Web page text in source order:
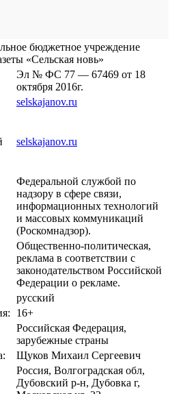
бюджетное учреждение
«Сельская новь»
Эл № ФС 77 — 67469 от 18
октября 2016г.
selskajanov.ru
selskajanov.ru
Федеральной службой по
надзору в сфере связи,
информационных технологий
и массовых коммуникаций
(Роскомнадзор).
Общественно-политическая,
реклама в соответствии с
законодательством Российской
Федерации о рекламе.
русский
16+
Российская Федерация,
зарубежные страны
Щуков Михаил Сергеевич
Россия, Волгоградская обл,
Дубовский р-н, Дубовка г,